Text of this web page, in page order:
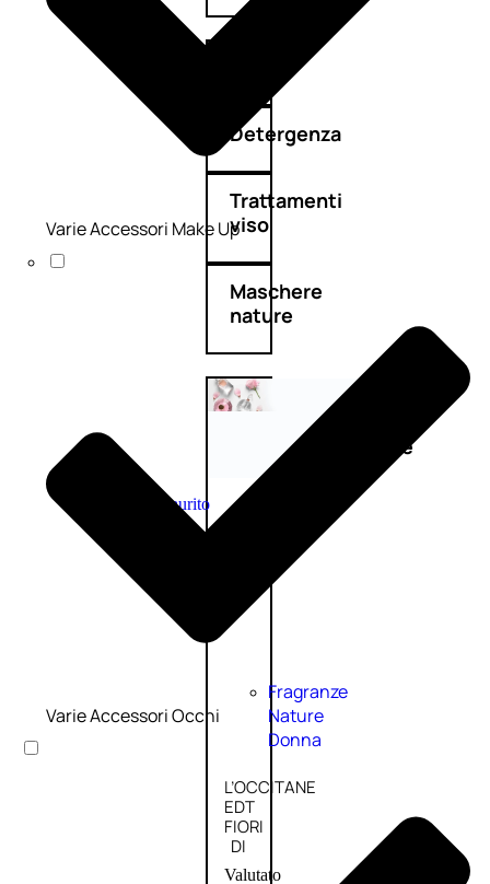
Detergenza
Trattamenti
viso
Maschere
nature
nature
Esaurito
Fragranze
Nature
Donna
L’OCCITANE
EDT
FIORI
DI
Valutato
Varie Accessori Make Up
Varie Accessori Occhi